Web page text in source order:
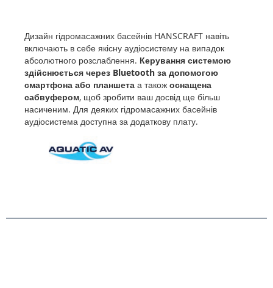
Дизайн гідромасажних басейнів HANSCRAFT навіть
включають в себе якісну аудіосистему на випадок
абсолютного розслаблення. Керування системою
здійснюється через Bluetooth за допомогою
смартфона або планшета а також оснащена
сабвуфером, щоб зробити ваш досвід ще більш
насиченим. Для деяких гідромасажних басейнів
аудіосистема доступна за додаткову плату.